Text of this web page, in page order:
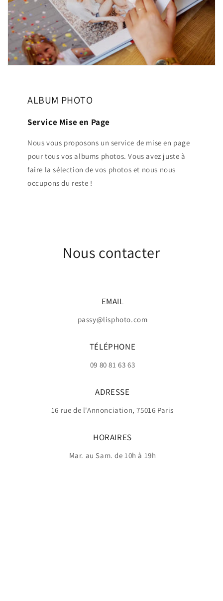
ALBUM PHOTO
Service Mise en Page
Nous vous proposons un service de mise en page
pour tous vos albums photos. Vous avez juste à
faire la sélection de vos photos et nous nous
occupons du reste !
Nous contacter
EMAIL
passy@lisphoto.com
TÉLÉPHONE
09 80 81 63 63
ADRESSE
16 rue de l'Annonciation, 75016 Paris
HORAIRES
Mar. au Sam. de 10h à 19h